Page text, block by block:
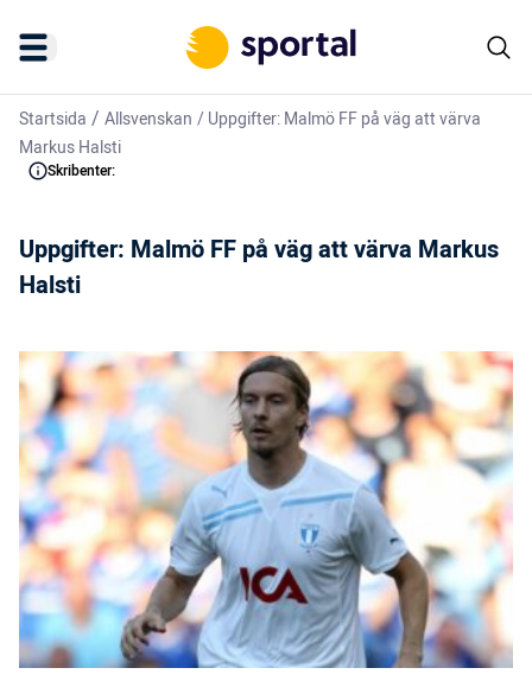
Startsida / Allsvenskan /Uppgifter: Malmö FF på väg att värva
Markus Halsti
Skribenter:
Uppgifter: Malmö FF på väg att värva Markus
Halsti